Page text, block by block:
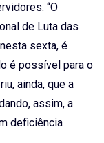
“O
de Luta das
sexta, é
é possível para o
ainda, que a
assim, a
deficiência